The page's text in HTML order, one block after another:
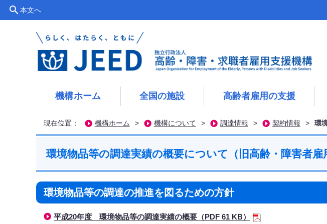
search本文へ
機構ホーム 全国の施設 高齢者雇用の支援
現在位置： 機構ホーム > 機構について > 調達情報 > 契約情報 > 環
環境物品等の調達実績の概要について（旧高齢・障害者雇
環境物品等の調達の推進を図るための方針
平成20年度 環境物品等の調達実績の概要（PDF 61 KB）